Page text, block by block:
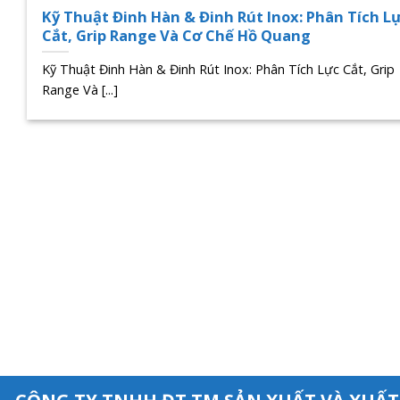
Kỹ Thuật Đinh Hàn & Đinh Rút Inox: Phân Tích
Cắt, Grip Range Và Cơ Chế Hồ Quang
Kỹ Thuật Đinh Hàn & Đinh Rút Inox: Phân Tích Lực Cắt, Grip
Range Và [...]